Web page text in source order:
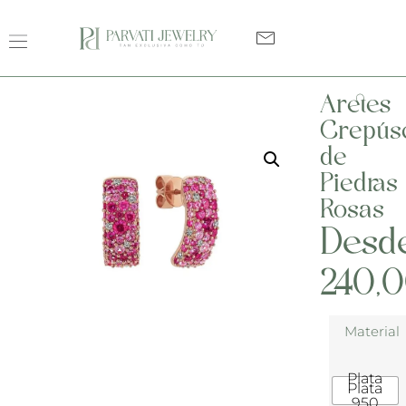
Aretes
de
Piedras
Rosas
Material
Plata
Plata